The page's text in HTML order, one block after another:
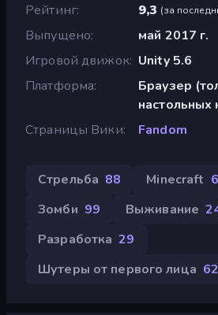
Рейтинг 9,3 (за
Выпущено
май 2017 г.
Игровой движок Unity 5.6
Платформа
Браузер
Страницы Вики
Fandom
Стрельба 88 Minecraft
Зомби 99 Выживание
Разработка 29
Шутеры от первого лица 62